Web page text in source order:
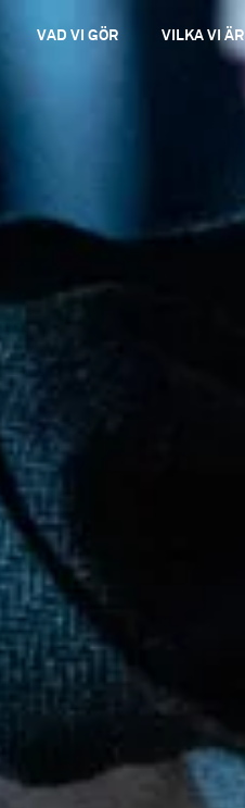
VAD VI GÖR VILKA VI ÄR